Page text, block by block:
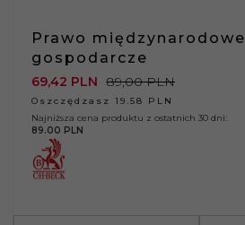
Prawo międzynarodowe
gospodarcze
69,42 PLN 89,00 PLN
Oszczędzasz 19.58 PLN
Najniższa cena produktu z ostatnich 30 dni:
89.00 PLN